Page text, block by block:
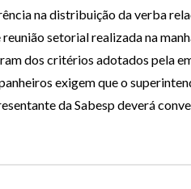
na distribuição da verba
setorial realizada na
dos critérios adotados pela
exigem que o
da Sabesp deverá